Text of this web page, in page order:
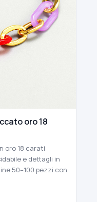
oro 18
oro 18 carati
e dettagli in
50–100 pezzi con